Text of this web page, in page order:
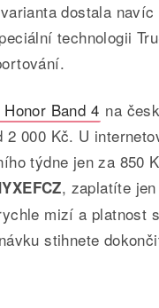
dostala
technologii
Band 4 na
2 000 Kč. U
týdne jen za 850
, zaplatíte
mizí a platnost
stihnete